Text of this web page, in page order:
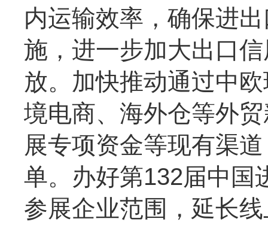
内运输效率，确保进
施，进一步加大出口
放。加快推动通过中
境电商、海外仓等外
展专项资金等现有渠
单。办好第132届中国
参展企业范围，延长